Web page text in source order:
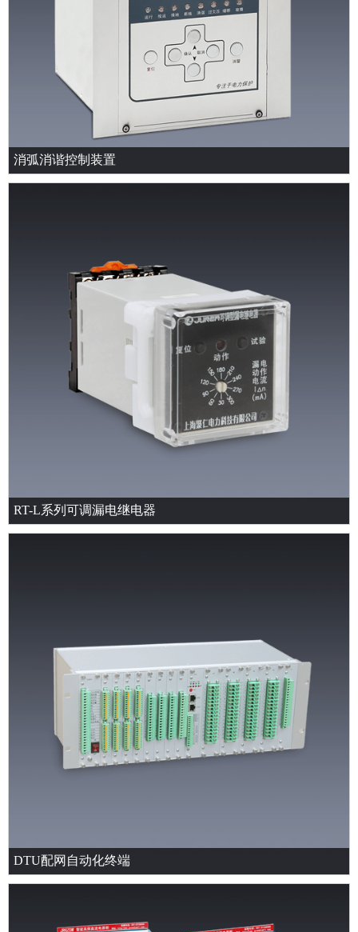
消弧消谐控制装置
RT-L系列可调漏电继电器
DTU配网自动化终端